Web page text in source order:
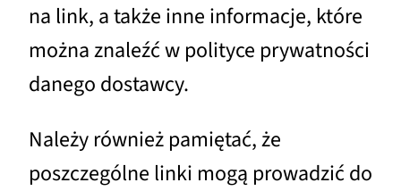
na link, a także inne informacje, które
można znaleźć w polityce prywatności
danego dostawcy.
Należy również pamiętać, że
poszczególne linki mogą prowadzić do